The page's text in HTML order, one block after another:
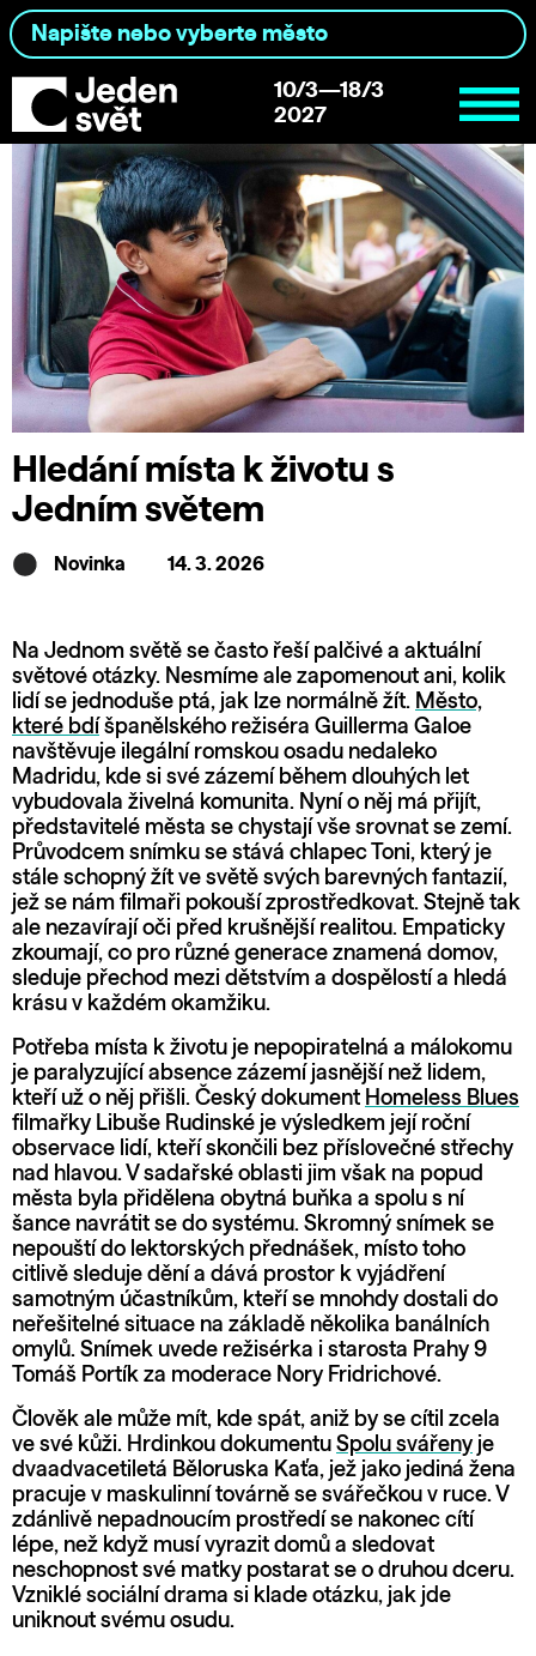
10/3—18/3
2027
Hledání místa k životu s
Jedním světem
Novinka 14. 3. 2026
Na Jednom světě se často řeší palčivé a aktuální
světové otázky. Nesmíme ale zapomenout ani, kolik
lidí se jednoduše ptá, jak lze normálně žít. Město,
které bdí španělského režiséra Guillerma Galoe
navštěvuje ilegální romskou osadu nedaleko
Madridu, kde si své zázemí během dlouhých let
vybudovala živelná komunita. Nyní o něj má přijít,
představitelé města se chystají vše srovnat se zemí.
Průvodcem snímku se stává chlapec Toni, který je
stále schopný žít ve světě svých barevných fantazií,
jež se nám filmaři pokouší zprostředkovat. Stejně tak
ale nezavírají oči před krušnější realitou. Empaticky
zkoumají, co pro různé generace znamená domov,
sleduje přechod mezi dětstvím a dospělostí a hledá
krásu v každém okamžiku.
Potřeba místa k životu je nepopiratelná a málokomu
je paralyzující absence zázemí jasnější než lidem,
kteří už o něj přišli. Český dokument Homeless Blues
filmařky Libuše Rudinské je výsledkem její roční
observace lidí, kteří skončili bez příslovečné střechy
nad hlavou. V sadařské oblasti jim však na popud
města byla přidělena obytná buňka a spolu s ní
šance navrátit se do systému. Skromný snímek se
nepouští do lektorských přednášek, místo toho
citlivě sleduje dění a dává prostor k vyjádření
samotným účastníkům, kteří se mnohdy dostali do
neřešitelné situace na základě několika banálních
omylů. Snímek uvede režisérka i starosta Prahy 9
Tomáš Portík za moderace Nory Fridrichové.
Člověk ale může mít, kde spát, aniž by se cítil zcela
ve své kůži. Hrdinkou dokumentu Spolu svářeny je
dvaadvacetiletá Běloruska Kaťa, jež jako jediná žena
pracuje v maskulinní továrně se svářečkou v ruce. V
zdánlivě nepadnoucím prostředí se nakonec cítí
lépe, než když musí vyrazit domů a sledovat
neschopnost své matky postarat se o druhou dceru.
Vzniklé sociální drama si klade otázku, jak jde
uniknout svému osudu.